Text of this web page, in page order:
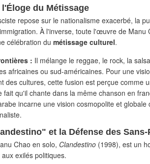
du Métissage
repose sur le nationalisme exacerbé, la
À l'inverse, toute l'œuvre de Manu
célébration du métissage culturel.
: Il mélange le reggae, le rock, la
africaines ou sud-américaines. Pour une
des cultures, cette fusion est perçue comme
fait qu'il chante dans la même chanson en
incarne une vision cosmopolite et globale
et la Défense des Sans-
Chao en solo, Clandestino (1998), est un
exilés politiques.